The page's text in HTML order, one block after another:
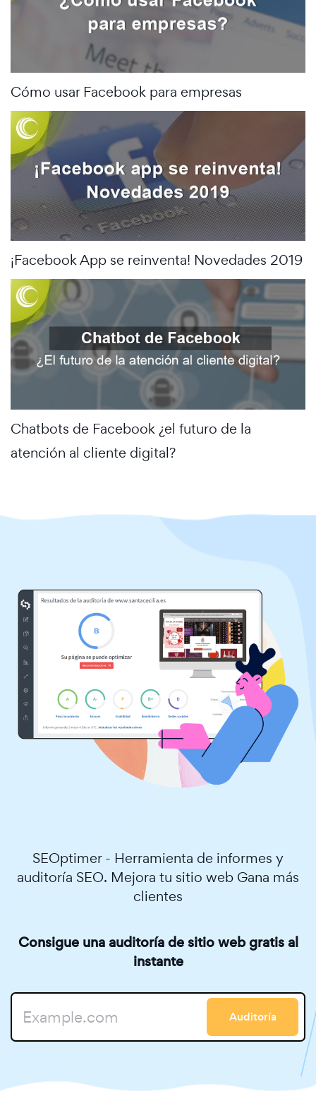
Cómo usar Facebook para empresas
¡Facebook App se reinventa! Novedades 2019
Chatbots de Facebook ¿el futuro de la
atención al cliente digital?
SEOptimer - Herramienta de informes y
auditoría SEO. Mejora tu sitio web Gana más
clientes
Consigue una auditoría de sitio web gratis al
instante
Auditoría